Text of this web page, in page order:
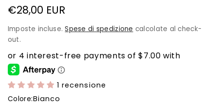
Prezzo
di
listino
€28,00 EUR
Imposte incluse.Spese di spedizione calcolate al check-
out.
1 recensione
Colore:Bianco